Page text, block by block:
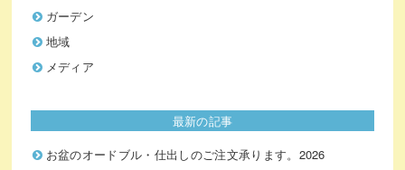
ガーデン
地域
メディア
最新の記事
お盆のオードブル・仕出しのご注文承ります。2026